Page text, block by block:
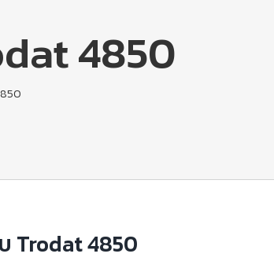
4850
Trodat 4850